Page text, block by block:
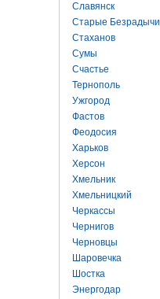
Славянск
Старые Безрадычи
Стаханов
Сумы
Счастье
Тернополь
Ужгород
Фастов
Феодосия
Харьков
Херсон
Хмельник
Хмельницкий
Черкассы
Чернигов
Черновцы
Шаровечка
Шостка
Энергодар